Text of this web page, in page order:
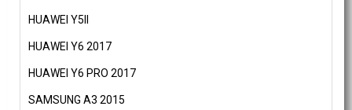
HUAWEI Y5II
HUAWEI Y6 2017
HUAWEI Y6 PRO 2017
SAMSUNG A3 2015